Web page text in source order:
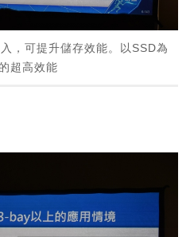
，可提升儲存效能。以SSD為
超高效能